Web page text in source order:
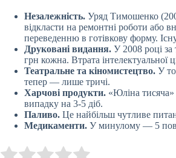
Незалежність. Уряд Тимошенко
відкласти на ремонтні роботи або
переведенню в готівкову форму.
Друковані видання. У 2008 році
грн кожна. Втрата інтелектуальної
Театральне та кіномистецтво. У
тепер — лише тричі.
Харчові продукти. «Юліна
випадку на 3-5 діб.
Паливо. Це найбільш чутливе
Медикаменти. У минулому — 5
Rate this item: